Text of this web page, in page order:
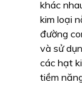
triển dọc
làm suy
và giảm
Trong
liệu có
hoàn